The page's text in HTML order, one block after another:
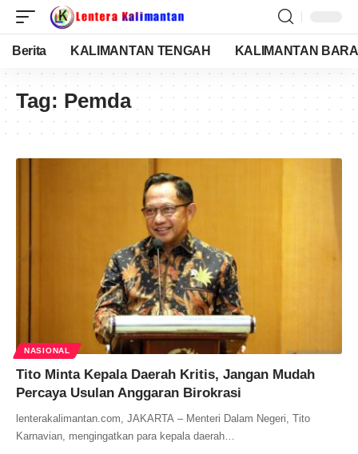
Berita KALIMANTAN TENGAH KALIMANTAN
Tag: Pemda
NASIONAL
Tito Minta Kepala Daerah Kritis, Jangan Mudah
Percaya Usulan Anggaran Birokrasi
lenterakalimantan.com, JAKARTA – Menteri Dalam Negeri, Tito
Karnavian, mengingatkan para kepala daerah…